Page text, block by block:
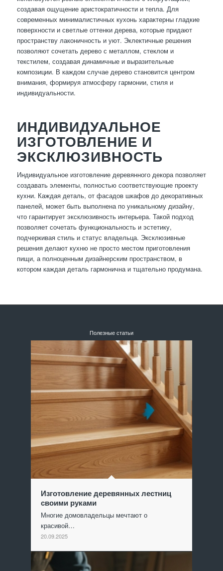
создавая ощущение аристократичности и тепла. Для
современных минималистичных кухонь характерны гладкие
поверхности и светлые оттенки дерева, которые придают
пространству лаконичность и уют. Эклектичные решения
позволяют сочетать дерево с металлом, стеклом и
текстилем, создавая динамичные и выразительные
композиции. В каждом случае дерево становится центром
внимания, формируя атмосферу гармонии, стиля и
индивидуальности.
ИНДИВИДУАЛЬНОЕ
ИЗГОТОВЛЕНИЕ И
ЭКСКЛЮЗИВНОСТЬ
Индивидуальное изготовление деревянного декора позволяет
создавать элементы, полностью соответствующие проекту
кухни. Каждая деталь, от фасадов шкафов до декоративных
панелей, может быть выполнена по уникальному дизайну,
что гарантирует эксклюзивность интерьера. Такой подход
позволяет сочетать функциональность и эстетику,
подчеркивая стиль и статус владельца. Эксклюзивные
решения делают кухню не просто местом приготовления
пищи, а полноценным дизайнерским пространством, в
котором каждая деталь гармонична и тщательно продумана.
Полезные статьи
Изготовление деревянных лестниц
своими руками
Многие домовладельцы мечтают о
красивой…
20.09.2025